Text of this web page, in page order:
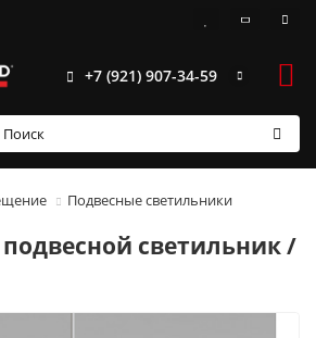
+7 (921) 907-34-59
Подвесные светильники
подвесной светильник /